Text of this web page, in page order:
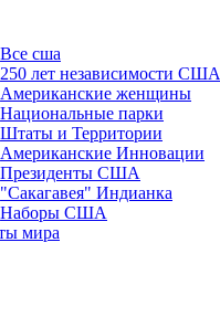
Все сша
250 лет независимости США
Американские женщины
Национальные парки
Штаты и Территории
Американские Инновации
Президенты США
"Сакагавея" Индианка
Наборы США
мира